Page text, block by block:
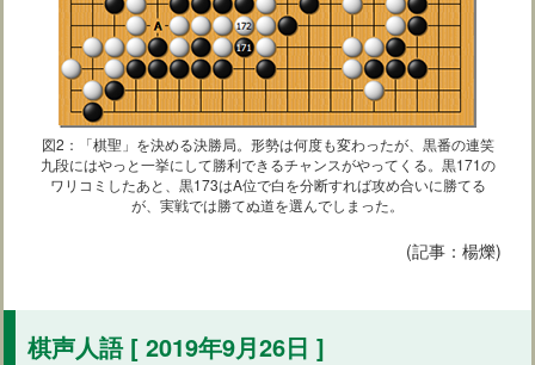
図2：「棋聖」を決める決勝局。形勢は何度も変わったが、黒番の連笑
九段にはやっと一挙にして勝利できるチャンスがやってくる。黒171の
ワリコミしたあと、黒173はA位で白を分断すれば攻め合いに勝てる
が、実戦では勝てぬ道を選んでしまった。
(記事：楊爍)
棋声人語 [ 2019年9月26日 ]